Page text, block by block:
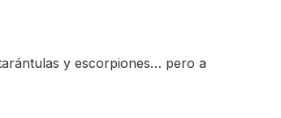
y escorpiones… pero a